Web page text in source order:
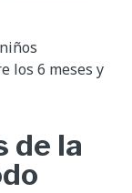
los 6 meses y
de la